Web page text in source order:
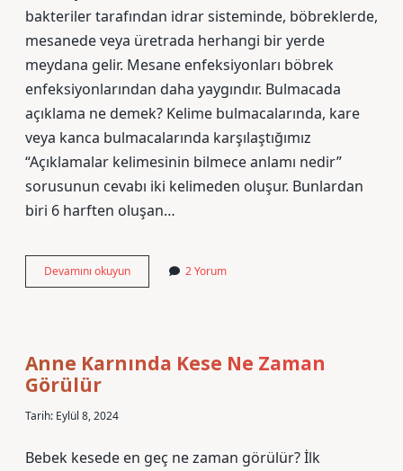
bakteriler tarafından idrar sisteminde, böbreklerde,
mesanede veya üretrada herhangi bir yerde
meydana gelir. Mesane enfeksiyonları böbrek
enfeksiyonlarından daha yaygındır. Bulmacada
açıklama ne demek? Kelime bulmacalarında, kare
veya kanca bulmacalarında karşılaştığımız
“Açıklamalar kelimesinin bilmece anlamı nedir”
sorusunun cevabı iki kelimeden oluşur. Bunlardan
biri 6 harften oluşan…
Devamını okuyunBulmacada
Sahip
2 Yorum
Anne Karnında Kese Ne Zaman
Görülür
Tarih: Eylül 8, 2024
Bebek kesede en geç ne zaman görülür? İlk